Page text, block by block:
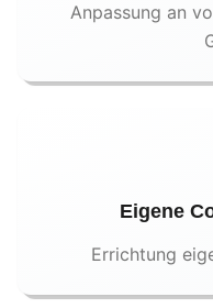
Anpassung an
Eigene
Errichtung